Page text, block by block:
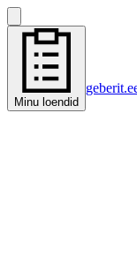
Minu loendid